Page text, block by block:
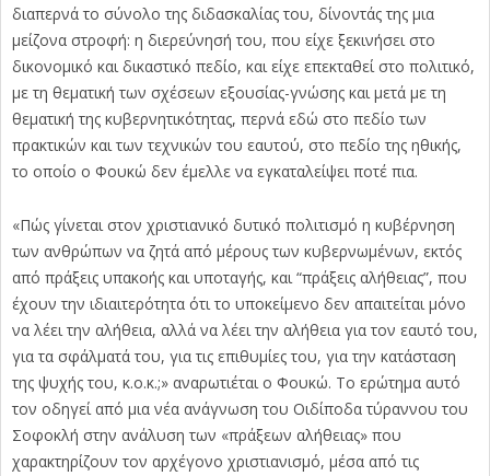
διαπερνά το σύνολο της διδασκαλίας του, δίνοντάς της μια
μείζονα στροφή: η διερεύνησή του, που είχε ξεκινήσει στο
δικονομικό και δικαστικό πεδίο, και είχε επεκταθεί στο πολιτικό,
με τη θεματική των σχέσεων εξουσίας-γνώσης και μετά με τη
θεματική της κυβερνητικότητας, περνά εδώ στο πεδίο των
πρακτικών και των τεχνικών του εαυτού, στο πεδίο της ηθικής,
το οποίο ο Φουκώ δεν έμελλε να εγκαταλείψει ποτέ πια.
«Πώς γίνεται στον χριστιανικό δυτικό πολιτισμό η κυβέρνηση
των ανθρώπων να ζητά από μέρους των κυβερνωμένων, εκτός
από πράξεις υπακοής και υποταγής, και “πράξεις αλήθειας”, που
έχουν την ιδιαιτερότητα ότι το υποκείμενο δεν απαιτείται μόνο
να λέει την αλήθεια, αλλά να λέει την αλήθεια για τον εαυτό του,
για τα σφάλματά του, για τις επιθυμίες του, για την κατάσταση
της ψυχής του, κ.ο.κ.;» αναρωτιέται ο Φουκώ. Το ερώτημα αυτό
τον οδηγεί από μια νέα ανάγνωση του Οιδίποδα τύραννου του
Σοφοκλή στην ανάλυση των «πράξεων αλήθειας» που
χαρακτηρίζουν τον αρχέγονο χριστιανισμό, μέσα από τις